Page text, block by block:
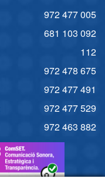
972 477 005
681 103 092
112
972 478 675
972 477 491
972 477 529
972 463 882